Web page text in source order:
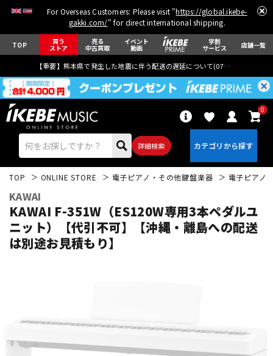
For Overseas Customers: Please visit "https://global.ikebe-
gakki.com/" for direct international shipping.
TOP 買う
ストア
売る
中古買取
イベント
動画
学割
サービス 店舗一覧
【重要】熊本県で発生した地震に伴う配送の遅延について(07月29日
詳細検索
0
エレキギター
パーカッション
TOP ONLINE STORE 電子ピアノ・その他鍵盤楽器 電子ピアノ
KAWAI
KAWAI F-351W（ES120W専用3本ペダルユ
ニット）【代引不可】【沖縄・離島への配送
は別途お見積もり】